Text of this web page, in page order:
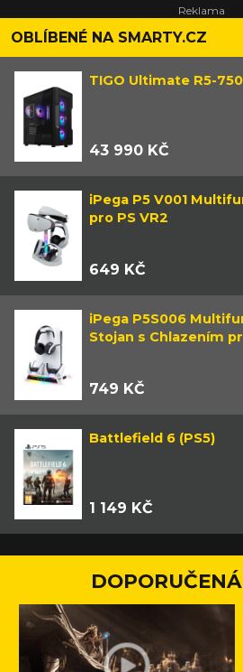
OBLÍBENÉ NA SMARTY.CZ
TIGO Ultimate R5-
43 990 KČ
iPega P5 V001
pro PS VR2
649 KČ
iPega P5S006
Stojan s Chlazením
749 KČ
Battlefield 6 (PS5)
1 149 KČ